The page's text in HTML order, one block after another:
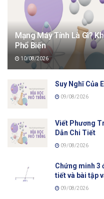
Mạng Máy Tính Là Gì?
Phổ Biến
10/08/2026
Suy Nghĩ Của
09/08/2026
Viết Phương
Dẫn Chi Tiết
09/08/2026
Chứng minh 3
tiết và bài tập
09/08/2026